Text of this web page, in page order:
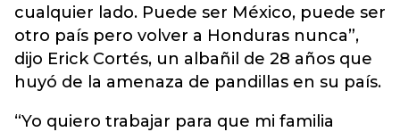
cualquier lado. Puede ser México, puede ser
otro país pero volver a Honduras nunca”,
dijo Erick Cortés, un albañil de 28 años que
huyó de la amenaza de pandillas en su país.
“Yo quiero trabajar para que mi familia